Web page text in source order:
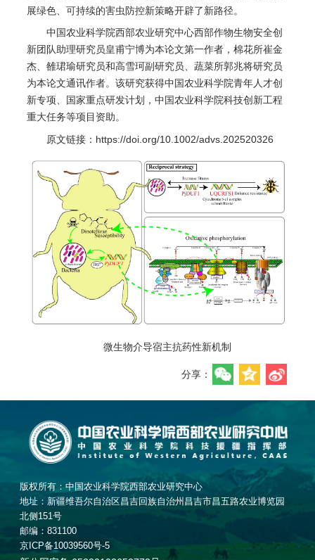
展绿色、可持续的害虫防控新策略开辟了新路径。
中国农业科学院西部农业研究中心西部作物生物安全创
新团队助理研究员皇甫宁博为本论文第一作者，棉花所崔金
杰、雒珺瑜研究员和高雪珂副研究员、蔬菜所郭兆将研究员
为本论文通讯作者。该研究获得中国农业科学院青年人才创
新专项、国家重点研发计划，中国农业科学院科技创新工程
重大任务等项目资助。
原文链接：https://doi.org/10.1002/advs.202520326
微生物介导宿主抗药性新机制
分享：
版权所有：中国农业科学院西部农业研究中心
地址：新疆维吾尔自治区昌吉回族自治州昌吉市昌五路农业博览园
北侧151号
邮编：831100
京ICP备10039560号-5